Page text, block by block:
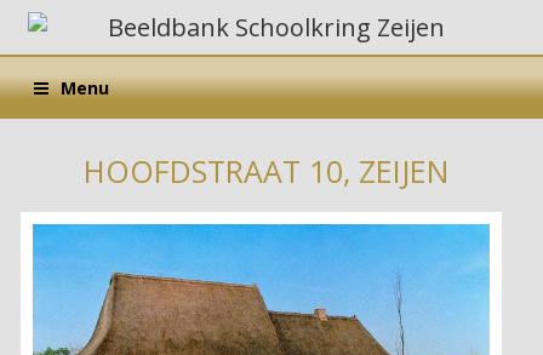
Menu
HOOFDSTRAAT 10, ZEIJEN